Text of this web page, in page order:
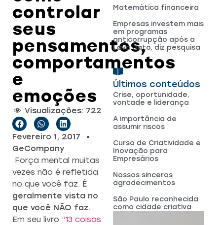
controlar
seus
pensamentos,
comportamentos
e
emoções
Visualizações: 722
Fevereiro 1, 2017
GeCompany
Força mental muitas
vezes não é refletida
no que você faz. É
geralmente vista no
que você NÃO faz.
Em seu livro “13 coisas
Últimos conteúdos
Crise, oportunidade,
vontade e liderança
A importância de
assumir riscos
Curso de Criatividade e
Inovação para
Empresários
Nossos sinceros
agradecimentos
São Paulo reconhecida
como cidade criativa
Matemática financeira
Empresas investem mais
em programas
anticorrupção após a
Lava Jato, diz pesquisa